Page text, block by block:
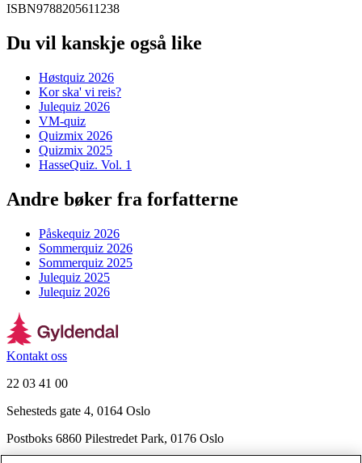
ISBN9788205611238
Du vil kanskje også like
Høstquiz 2026
Kor ska' vi reis?
Julequiz 2026
VM-quiz
Quizmix 2026
Quizmix 2025
HasseQuiz. Vol. 1
Andre bøker fra forfatterne
Påskequiz 2026
Sommerquiz 2026
Sommerquiz 2025
Julequiz 2025
Julequiz 2026
Kontakt oss
22 03 41 00
Sehesteds gate 4, 0164 Oslo
Postboks 6860 Pilestredet Park, 0176 Oslo